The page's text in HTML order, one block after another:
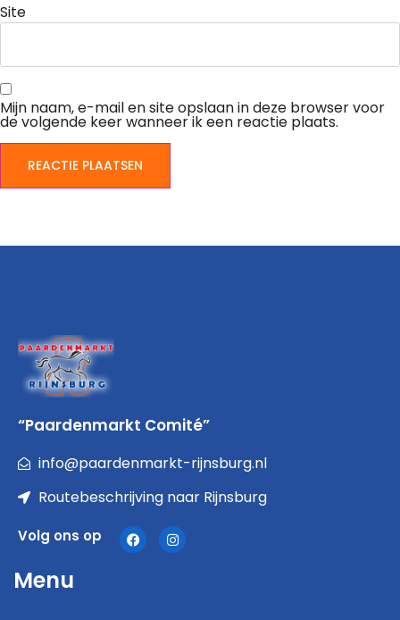
Site
Mijn naam, e-mail en site opslaan in deze browser voor
de volgende keer wanneer ik een reactie plaats.
“Paardenmarkt Comité”
info@paardenmarkt-rijnsburg.nl
Routebeschrijving naar Rijnsburg
Volg ons op
Menu